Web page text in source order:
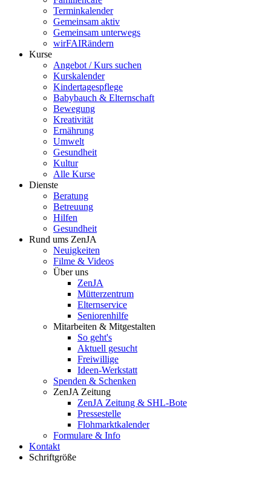
Terminkalender
Gemeinsam aktiv
Gemeinsam unterwegs
wirFAIRändern
Kurse
Angebot / Kurs suchen
Kurskalender
Kindertagespflege
Babybauch & Elternschaft
Bewegung
Kreativität
Ernährung
Umwelt
Gesundheit
Kultur
Alle Kurse
Dienste
Beratung
Betreuung
Hilfen
Gesundheit
Rund ums ZenJA
Neuigkeiten
Filme & Videos
Über uns
ZenJA
Mütterzentrum
Elternservice
Seniorenhilfe
Mitarbeiten & Mitgestalten
So geht's
Aktuell gesucht
Freiwillige
Ideen-Werkstatt
Spenden & Schenken
ZenJA Zeitung
ZenJA Zeitung & SHL-Bote
Pressestelle
Flohmarktkalender
Formulare & Info
Kontakt
Schriftgröße